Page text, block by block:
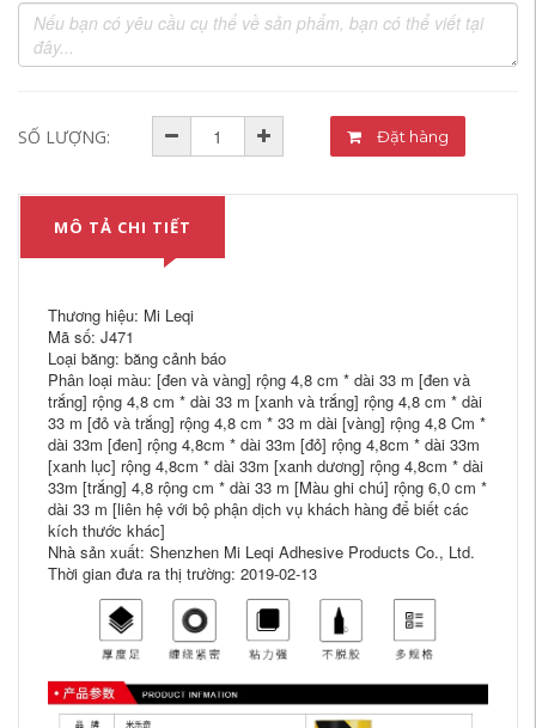
SỐ LƯỢNG: Đặt hàng
MÔ TẢ CHI TIẾT
Thương hiệu: Mi Leqi
Mã số: J471
Loại băng: băng cảnh báo
Phân loại màu: [đen và vàng] rộng 4,8 cm * dài 33 m [đen và
trắng] rộng 4,8 cm * dài 33 m [xanh và trắng] rộng 4,8 cm * dài
33 m [đỏ và trắng] rộng 4,8 cm * 33 m dài [vàng] rộng 4,8 Cm *
dài 33m [đen] rộng 4,8cm * dài 33m [đỏ] rộng 4,8cm * dài 33m
[xanh lục] rộng 4,8cm * dài 33m [xanh dương] rộng 4,8cm * dài
33m [trắng] 4,8 rộng cm * dài 33 m [Màu ghi chú] rộng 6,0 cm *
dài 33 m [liên hệ với bộ phận dịch vụ khách hàng để biết các
kích thước khác]
Nhà sản xuất: Shenzhen Mi Leqi Adhesive Products Co., Ltd.
Thời gian đưa ra thị trường: 2019-02-13